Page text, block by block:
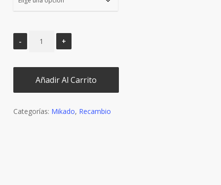
Añadir Al Carrito
Categorías: Mikado, Recambio